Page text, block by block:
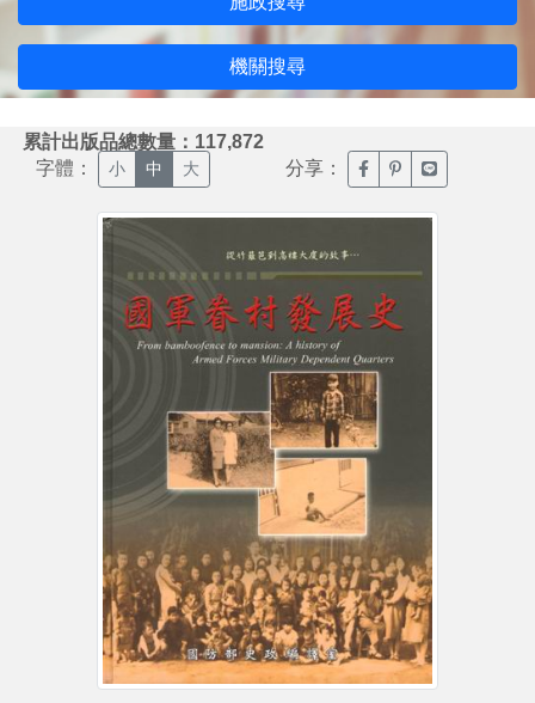
機關搜尋
累計出版品總數量：117,872
字體： 小 中 大 分享： 臉書分享(另開新視窗)
噗浪分享(另開新
Line分享(另